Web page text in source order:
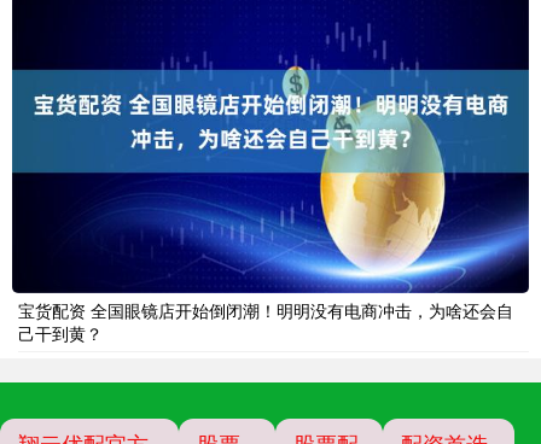
宝货配资 全国眼镜店开始倒闭潮！明明没有电商冲击，为啥还会自
己干到黄？